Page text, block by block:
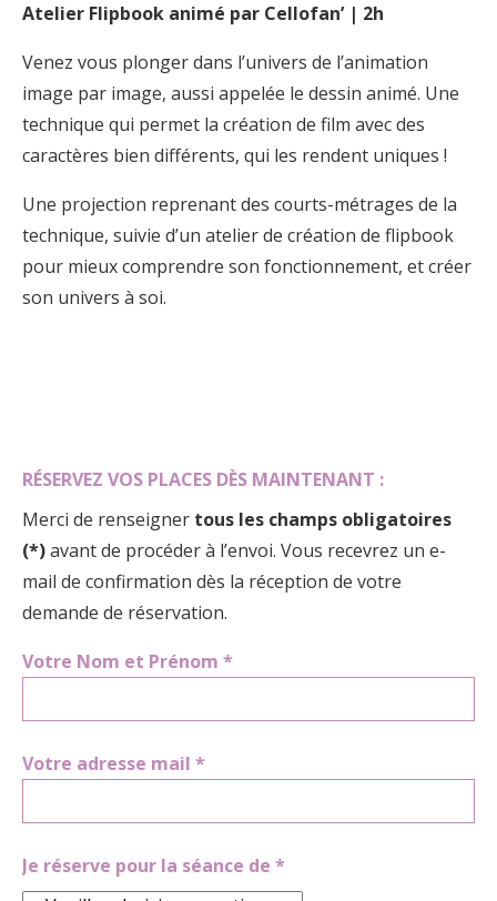
Atelier Flipbook animé par Cellofan’ | 2h
Venez vous plonger dans l’univers de l’animation
image par image, aussi appelée le dessin animé. Une
technique qui permet la création de film avec des
caractères bien différents, qui les rendent uniques !
Une projection reprenant des courts-métrages de la
technique, suivie d’un atelier de création de flipbook
pour mieux comprendre son fonctionnement, et créer
son univers à soi.
RÉSERVEZ VOS PLACES DÈS MAINTENANT :
Merci de renseigner tous les champs obligatoires
(*)avant de procéder à l’envoi. Vous recevrez un e-
mail de confirmation dès la réception de votre
demande de réservation.
Votre Nom et Prénom *
Votre adresse mail *
Je réserve pour la séance de *